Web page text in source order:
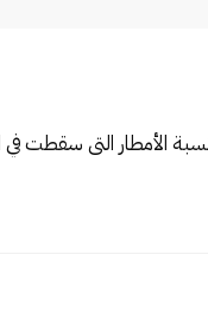
الأمطار التي سقطت في